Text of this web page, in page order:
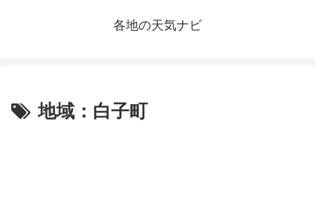
各地の天気ナビ
地域：白子町